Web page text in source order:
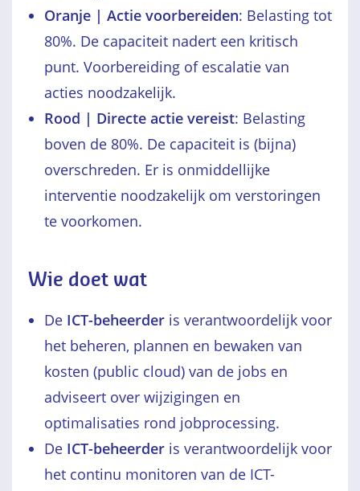
Oranje | Actie voorbereiden: Belasting tot
80%. De capaciteit nadert een kritisch
punt. Voorbereiding of escalatie van
acties noodzakelijk.
Rood | Directe actie vereist: Belasting
boven de 80%. De capaciteit is (bijna)
overschreden. Er is onmiddellijke
interventie noodzakelijk om verstoringen
te voorkomen.
Wie doet wat
De ICT-beheerder is verantwoordelijk voor
het beheren, plannen en bewaken van
kosten (public cloud) van de jobs en
adviseert over wijzigingen en
optimalisaties rond jobprocessing.
De ICT-beheerder is verantwoordelijk voor
het continu monitoren van de ICT-